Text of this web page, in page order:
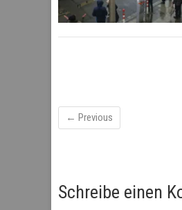
← Previous
Schreibe einen